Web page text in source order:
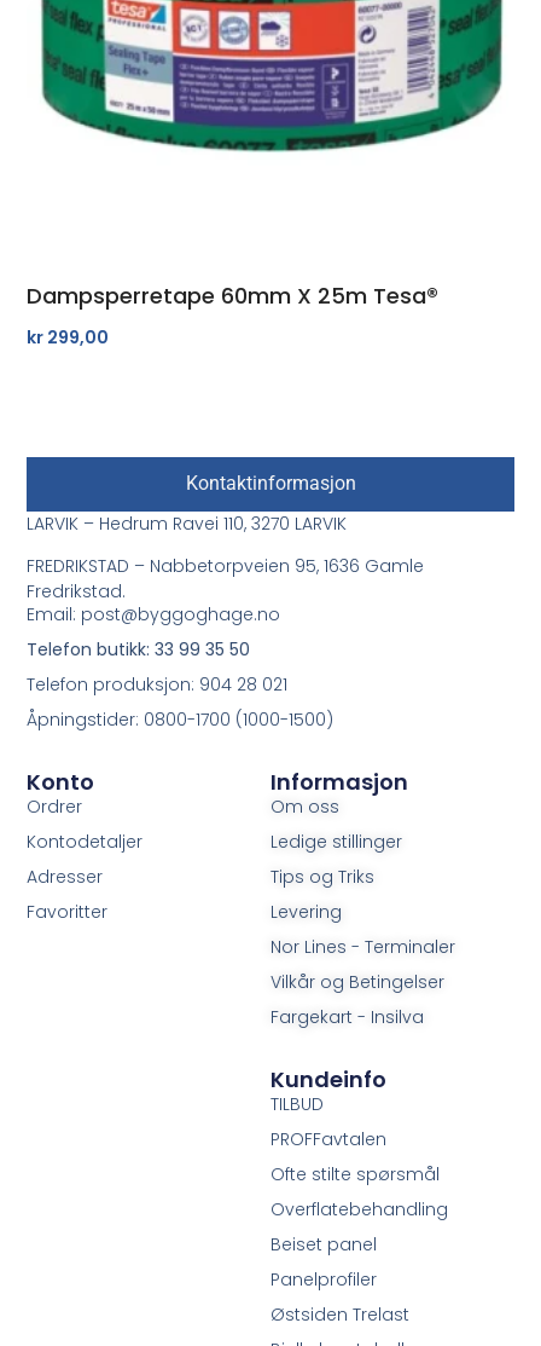
Dampsperretape 60mm X 25m Tesa®
kr 299,00
Informasjon
Om oss
Ledige stillinger
Tips og Triks
Levering
Nor Lines - Terminaler
Vilkår og Betingelser
Fargekart - Insilva
Konto
Ordrer
Kontodetaljer
Adresser
Favoritter
Kundeinfo
TILBUD
PROFFavtalen
Ofte stilte spørsmål
Overflatebehandling
Beiset panel
Panelprofiler
Østsiden Trelast
Kontaktinformasjon
LARVIK – Hedrum Ravei 110, 3270 LARVIK
FREDRIKSTAD – Nabbetorpveien 95, 1636 Gamle
Fredrikstad.
Email: post@byggoghage.no
Telefon butikk: 33 99 35 50
Telefon produksjon: 904 28 021
Åpningstider: 0800-1700 (1000-1500)